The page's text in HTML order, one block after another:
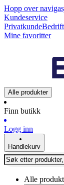
Hopp over
Kundeservice
Privatkunde
Mine favoritter
Alle produkter
Finn butikk
Logg inn
Handlekurv
Alle